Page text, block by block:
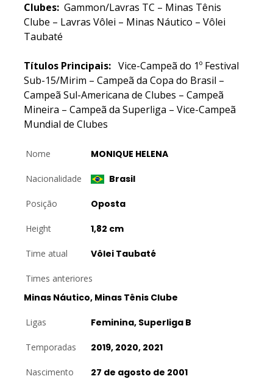
Clubes: Gammon/Lavras TC – Minas Tênis
Clube – Lavras Vôlei – Minas Náutico – Vôlei
Taubaté
Títulos Principais: Vice-Campeã do 1º Festival
Sub-15/Mirim – Campeã da Copa do Brasil –
Campeã Sul-Americana de Clubes – Campeã
Mineira – Campeã da Superliga – Vice-Campeã
Mundial de Clubes
Nome MONIQUE HELENA
Nacionalidade Brasil
Posição Oposta
Height 1,82 cm
Time atual Vôlei Taubaté
Times anteriores
Minas Náutico, Minas Tênis Clube
Ligas Feminina, Superliga B
Temporadas 2019, 2020, 2021
Nascimento 27 de agosto de 2001